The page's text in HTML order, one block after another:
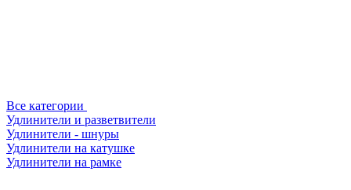
Все категории
Удлинители и разветвители
Удлинители - шнуры
Удлинители на катушке
Удлинители на рамке